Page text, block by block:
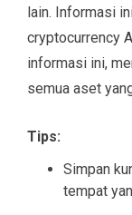
lain. Informasi
cryptocurrency
informasi ini,
semua aset
Tips:
Simpan
tempat